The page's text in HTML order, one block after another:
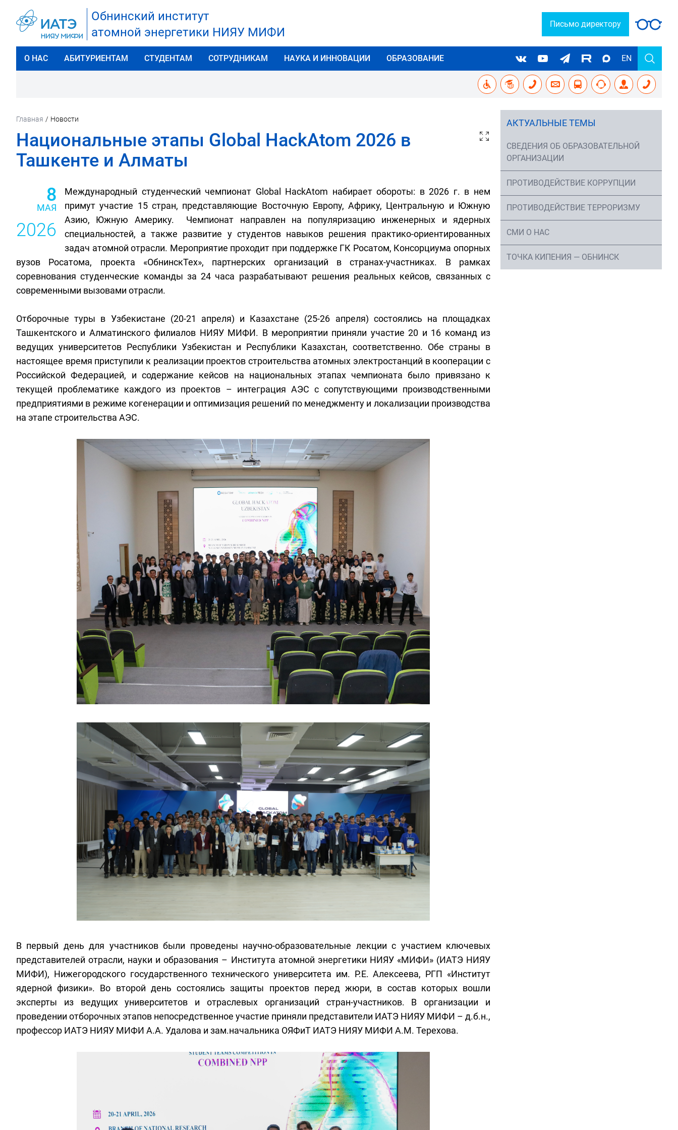
Обнинский институт
атомной энергетики НИЯУ МИФИ
Письмо директору
О НАС АБИТУРИЕНТАМ СТУДЕНТАМ СОТРУДНИКАМ НАУКА И ИННОВАЦИИ ОБРАЗОВАНИЕ EN
Главная / Новости
Национальные этапы Global HackAtom 2026 в
Ташкенте и Алматы
8
МАЯ
2026
Международный студенческий чемпионат Global HackAtom набирает обороты: в 2026 г. в нем
примут участие 15 стран, представляющие Восточную Европу, Африку, Центральную и Южную
Азию, Южную Америку. Чемпионат направлен на популяризацию инженерных и ядерных
специальностей, а также развитие у студентов навыков решения практико-ориентированных
задач атомной отрасли. Мероприятие проходит при поддержке ГК Росатом, Консорциума опорных
вузов Росатома, проекта «ОбнинскТех», партнерских организаций в странах-участниках. В рамках
соревнования студенческие команды за 24 часа разрабатывают решения реальных кейсов, связанных с
современными вызовами отрасли.
Отборочные туры в Узбекистане (20-21 апреля) и Казахстане (25-26 апреля) состоялись на площадках
Ташкентского и Алматинского филиалов НИЯУ МИФИ. В мероприятии приняли участие 20 и 16 команд из
ведущих университетов Республики Узбекистан и Республики Казахстан, соответственно. Обе страны в
настоящее время приступили к реализации проектов строительства атомных электростанций в кооперации с
Российской Федерацией, и содержание кейсов на национальных этапах чемпионата было привязано к
текущей проблематике каждого из проектов – интеграция АЭС с сопутствующими производственными
предприятиями в режиме когенерации и оптимизация решений по менеджменту и локализации производства
на этапе строительства АЭС.
В первый день для участников были проведены научно-образовательные лекции с участием ключевых
представителей отрасли, науки и образования – Института атомной энергетики НИЯУ «МИФИ» (ИАТЭ НИЯУ
МИФИ), Нижегородского государственного технического университета им. Р.Е. Алексеева, РГП «Институт
ядерной физики». Во второй день состоялись защиты проектов перед жюри, в состав которых вошли
эксперты из ведущих университетов и отраслевых организаций стран-участников. В организации и
проведении отборочных этапов непосредственное участие приняли представители ИАТЭ НИЯУ МИФИ – д.б.н.,
профессор ИАТЭ НИЯУ МИФИ А.А. Удалова и зам.начальника ОЯФиТ ИАТЭ НИЯУ МИФИ А.М. Терехова.
АКТУАЛЬНЫЕ ТЕМЫ
СВЕДЕНИЯ ОБ ОБРАЗОВАТЕЛЬНОЙ
ОРГАНИЗАЦИИ
ПРОТИВОДЕЙСТВИЕ КОРРУПЦИИ
ПРОТИВОДЕЙСТВИЕ ТЕРРОРИЗМУ
СМИ О НАС
ТОЧКА КИПЕНИЯ — ОБНИНСК